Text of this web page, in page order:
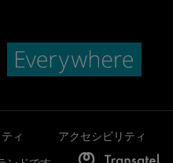
ィ アクセシビリティ